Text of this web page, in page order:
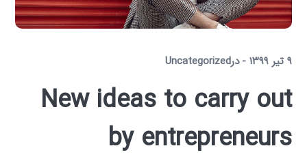
۹ تیر ۱۳۹۹ درUncategorized
New ideas to carry out
by entrepreneurs